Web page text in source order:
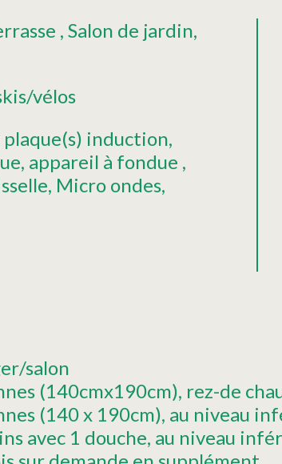
Salon de jardin
vélos
plaque(s) induction
appareil à fondue
Micro ondes
salon
(140cmx190cm) rez-de
(140 x 190cm) au niveau
avec 1 douche au niveau